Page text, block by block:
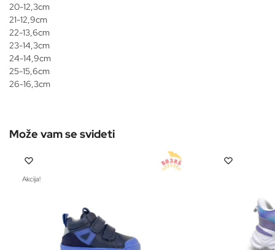
20-12,3cm
21-12,9cm
22-13,6cm
23-14,3cm
24-14,9cm
25-15,6cm
26-16,3cm
Akcija!